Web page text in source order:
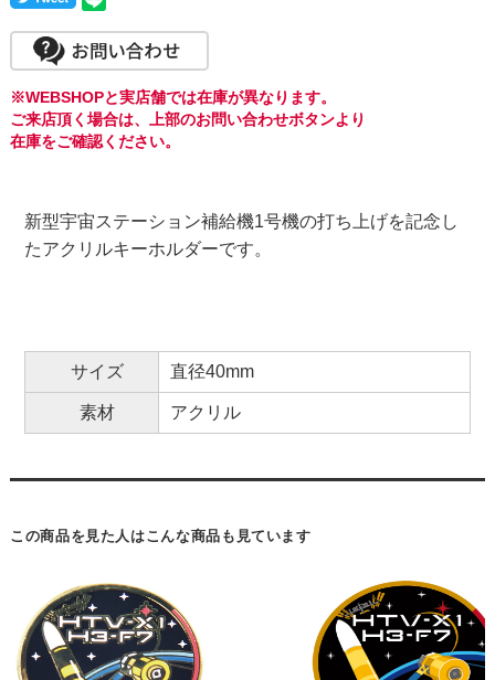
※WEBSHOPと実店舗では在庫が異なります。
ご来店頂く場合は、上部のお問い合わせボタンより
在庫をご確認ください。
新型宇宙ステーション補給機1号機の打ち上げを記念し
たアクリルキーホルダーです。
サイズ 直径40mm
素材 アクリル
この商品を見た人はこんな商品も見ています